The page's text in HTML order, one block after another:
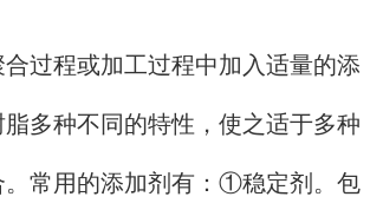
过程或加工过程中加入适量的添
多种不同的特性，使之适于多种
。常用的添加剂有：①稳定剂。包